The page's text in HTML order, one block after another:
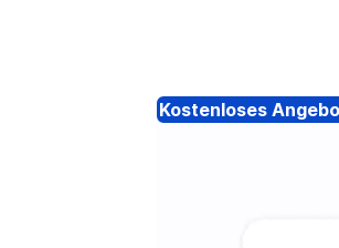
Kostenloses